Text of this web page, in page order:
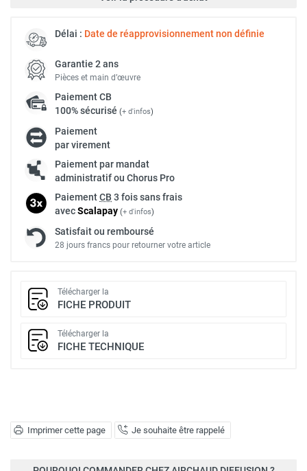
Imprimer cette page Je souhaite être rappelé
Délai : Date de réapprovisionnement non définie
Garantie 2 ans
Pièces et main d’œuvre
PaiementCB
100% sécurisé (+ d'infos)
Paiement
par virement
Paiement par mandat
administratif ou Chorus Pro
PaiementCB 3 fois sans frais
avecScalapay (+ d'infos)
Satisfait ou remboursé
28 jours francs pour retourner votre article
Télécharger la
FICHE PRODUIT
Télécharger la
FICHE TECHNIQUE